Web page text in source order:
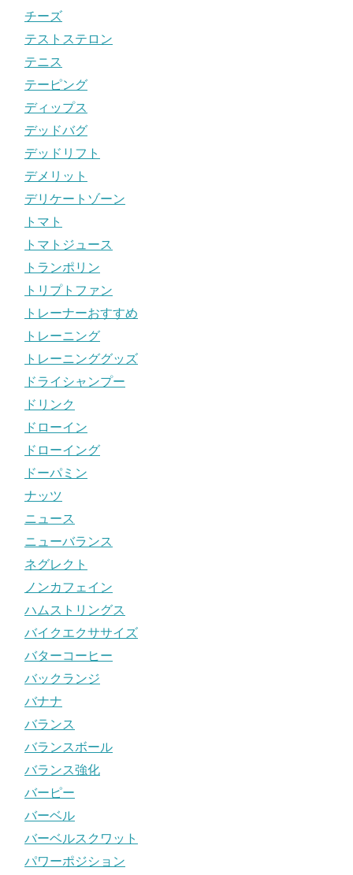
チーズ
テストステロン
テニス
テーピング
ディップス
デッドバグ
デッドリフト
デメリット
デリケートゾーン
トマト
トマトジュース
トランポリン
トリプトファン
トレーナーおすすめ
トレーニング
トレーニンググッズ
ドライシャンプー
ドリンク
ドローイン
ドローイング
ドーパミン
ナッツ
ニュース
ニューバランス
ネグレクト
ノンカフェイン
ハムストリングス
バイクエクササイズ
バターコーヒー
バックランジ
バナナ
バランス
バランスボール
バランス強化
バーピー
バーベル
バーベルスクワット
パワーポジション